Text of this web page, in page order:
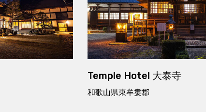
Temple Hotel 大泰寺
和歌山県東牟婁郡